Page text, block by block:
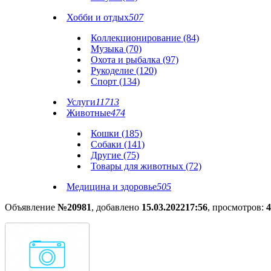
Хобби и отдых507
Коллекционирование (84)
Музыка (70)
Охота и рыбалка (97)
Рукоделие (120)
Спорт (134)
Услуги11713
Животные474
Кошки (185)
Собаки (141)
Другие (75)
Товары для животных (72)
Медицина и здоровье505
Объявление №20981, добавлено 15.03.202217:56, просмотров: